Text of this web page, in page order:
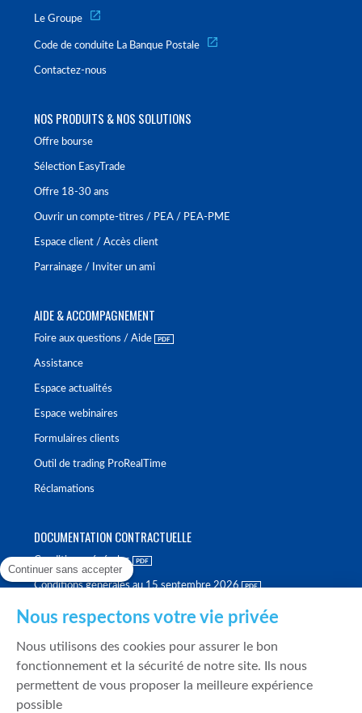
Le Groupe
Code de conduite La Banque Postale
Contactez-nous
NOS PRODUITS & NOS SOLUTIONS
Offre bourse
Sélection EasyTrade
Offre 18-30 ans
Ouvrir un compte-titres / PEA / PEA-PME
Espace client / Accès client
Parrainage / Inviter un ami
AIDE & ACCOMPAGNEMENT
Foire aux questions / Aide
Assistance
Espace actualités
Espace webinaires
Formulaires clients
Outil de trading ProRealTime
Réclamations
DOCUMENTATION CONTRACTUELLE
Conditions générales
Conditions générales au 15 septembre 2026
Politique de meilleure sélection
Politique de durabilité
Continuer sans accepter
Nous respectons votre vie privée
Nous utilisons des cookies pour assurer le bon
fonctionnement et la sécurité de notre site. Ils nous
permettent de vous proposer la meilleure expérience
possible